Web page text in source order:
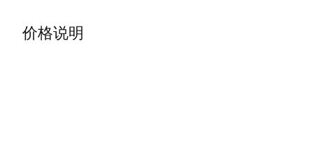
价格说明